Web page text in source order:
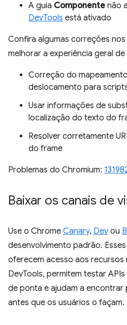
A guia Componente não
DevTools está ativado
Confira algumas correções
melhorar a experiência geral
Correção do
deslocamento para
Usar informações de
localização do texto do
Resolver corretamente
do frame
Problemas do Chromium:
Baixar os canais de
Use o Chrome Canary, Dev ou
desenvolvimento padrão.
oferecem acesso aos recursos
DevTools, permitem testar
de ponta e ajudam a encontrar
antes que os usuários o façam.